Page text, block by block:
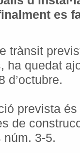
es
trànsit
ha quedat
d’octubre.
prevista
de
núm. 3-5.